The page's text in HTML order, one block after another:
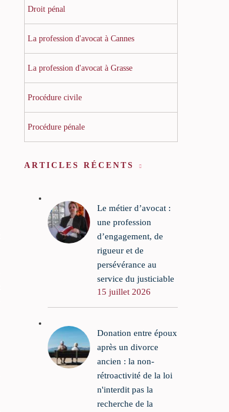
Droit pénal
La profession d'avocat à Cannes
La profession d'avocat à Grasse
Procédure civile
Procédure pénale
ARTICLES RÉCENTS
Le métier d’avocat :
une profession
d’engagement, de
rigueur et de
persévérance au
service du justiciable
15 juillet 2026
Donation entre époux
après un divorce
ancien : la non-
rétroactivité de la loi
n'interdit pas la
recherche de la